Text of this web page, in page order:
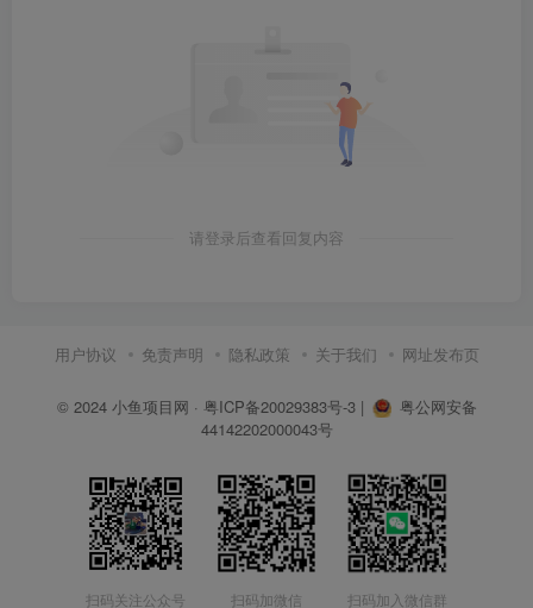
请登录后查看回复内容
用户协议 免责声明 隐私政策 关于我们 网址发布页
© 2024 小鱼项目网 · 粤ICP备20029383号-3|
粤公网安备
44142202000043号
扫码关注公众号 扫码加微信 扫码加入微信群